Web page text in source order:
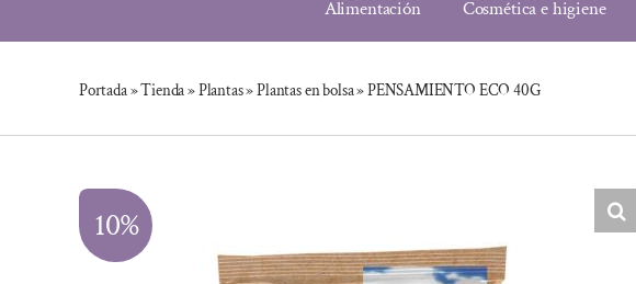
Alimentación Cosmética e higiene
Portada»Tienda»Plantas»Plantas en bolsa»PENSAMIENTO ECO 40G
10%